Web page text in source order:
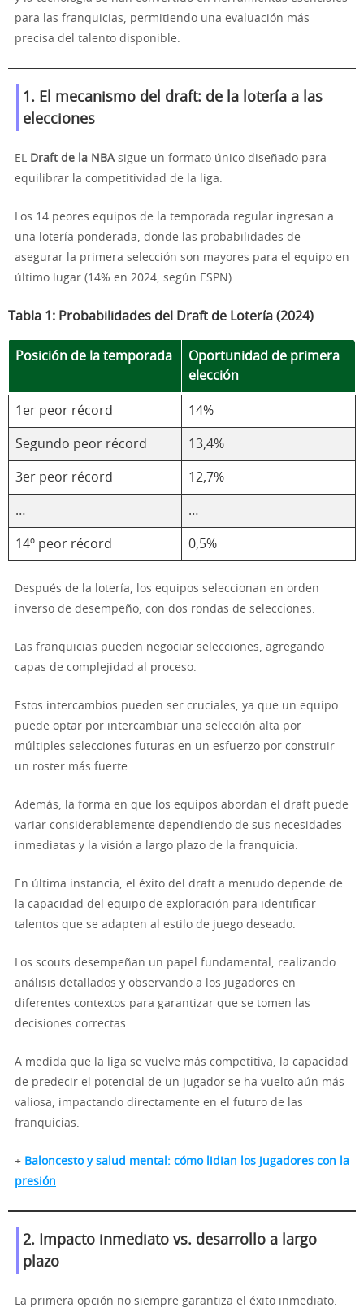
para las franquicias, permitiendo una evaluación más
precisa del talento disponible.
1. El mecanismo del draft: de la lotería a las
elecciones
EL Draft de la NBA sigue un formato único diseñado para
equilibrar la competitividad de la liga.
Los 14 peores equipos de la temporada regular ingresan a
una lotería ponderada, donde las probabilidades de
asegurar la primera selección son mayores para el equipo en
último lugar (14% en 2024, según ESPN).
Tabla 1: Probabilidades del Draft de Lotería (2024)
Posición de la temporada
Oportunidad de primera
elección
1er peor récord 14%
Segundo peor récord 13,4%
3er peor récord 12,7%
… …
14º peor récord 0,5%
Después de la lotería, los equipos seleccionan en orden
inverso de desempeño, con dos rondas de selecciones.
Las franquicias pueden negociar selecciones, agregando
capas de complejidad al proceso.
Estos intercambios pueden ser cruciales, ya que un equipo
puede optar por intercambiar una selección alta por
múltiples selecciones futuras en un esfuerzo por construir
un roster más fuerte.
Además, la forma en que los equipos abordan el draft puede
variar considerablemente dependiendo de sus necesidades
inmediatas y la visión a largo plazo de la franquicia.
En última instancia, el éxito del draft a menudo depende de
la capacidad del equipo de exploración para identificar
talentos que se adapten al estilo de juego deseado.
Los scouts desempeñan un papel fundamental, realizando
análisis detallados y observando a los jugadores en
diferentes contextos para garantizar que se tomen las
decisiones correctas.
A medida que la liga se vuelve más competitiva, la capacidad
de predecir el potencial de un jugador se ha vuelto aún más
valiosa, impactando directamente en el futuro de las
franquicias.
+ Baloncesto y salud mental: cómo lidian los jugadores con la
presión
2. Impacto inmediato vs. desarrollo a largo
plazo
La primera opción no siempre garantiza el éxito inmediato.